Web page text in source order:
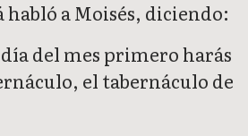
habló a Moisés, diciendo:
del mes primero harás
el tabernáculo de